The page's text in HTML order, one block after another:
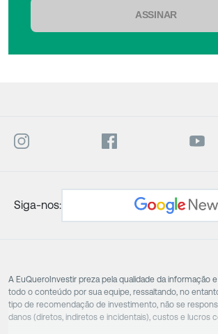
ASSINAR
Siga-nos:
A EuQueroInvestir preza pela qualidade da informação
todo o conteúdo por sua equipe, ressaltando, no
tipo de recomendação de investimento, não se
danos (diretos, indiretos e incidentais), custos e lucros